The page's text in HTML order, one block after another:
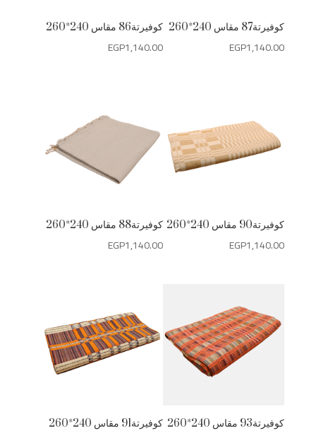
كوفيرتة86 مقاس 240*260
EGP1,140.00
كوفيرتة87 مقاس 240*260
EGP1,140.00
كوفيرتة88 مقاس 240*260
EGP1,140.00
كوفيرتة90 مقاس 240*260
EGP1,140.00
كوفيرتة91 مقاس 240*260 كوفيرتة93 مقاس 240*260